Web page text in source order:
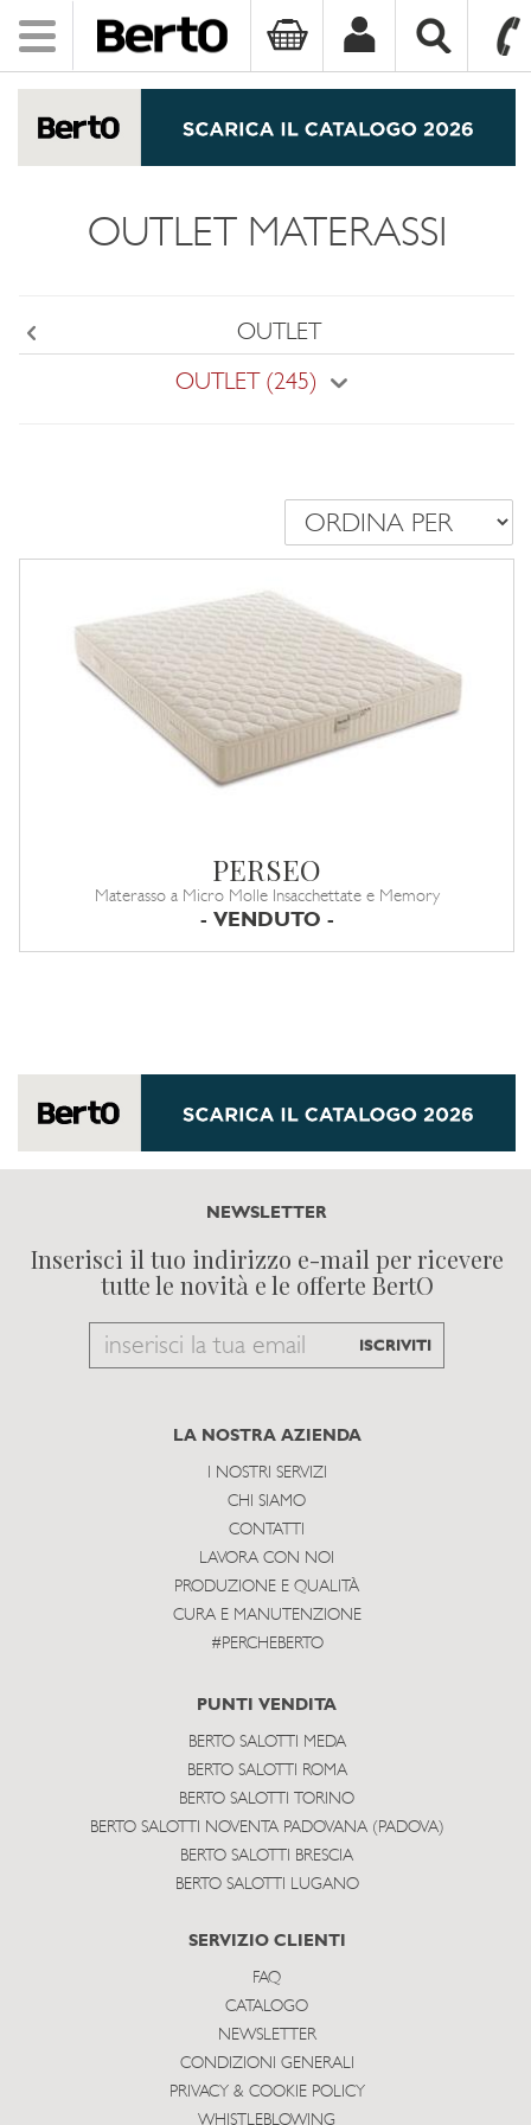
Toggle
navigation
OUTLET MATERASSI
OUTLET
OUTLET (245)
PERSEO
Materasso a Micro Molle Insacchettate e Memory
- VENDUTO -
NEWSLETTER
Inserisci il tuo indirizzo e-mail per ricevere
tutte le novità e le offerte BertO
Email
subscribe
ISCRIVITI
LA NOSTRA AZIENDA
I NOSTRI SERVIZI
CHI SIAMO
CONTATTI
LAVORA CON NOI
PRODUZIONE E QUALITÀ
CURA E MANUTENZIONE
#PERCHEBERTO
PUNTI VENDITA
BERTO SALOTTI MEDA
BERTO SALOTTI ROMA
BERTO SALOTTI TORINO
BERTO SALOTTI NOVENTA PADOVANA (PADOVA)
BERTO SALOTTI BRESCIA
BERTO SALOTTI LUGANO
SERVIZIO CLIENTI
FAQ
CATALOGO
NEWSLETTER
CONDIZIONI GENERALI
PRIVACY & COOKIE POLICY
WHISTLEBLOWING